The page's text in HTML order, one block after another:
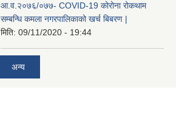
आ.व.२०७६/०७७- COVID-19 कोरोना रोकथाम
सम्बन्धि कमला नगरपालिकाको खर्च बिबरण |
मिति: 09/11/2020 - 19:44
अन्य